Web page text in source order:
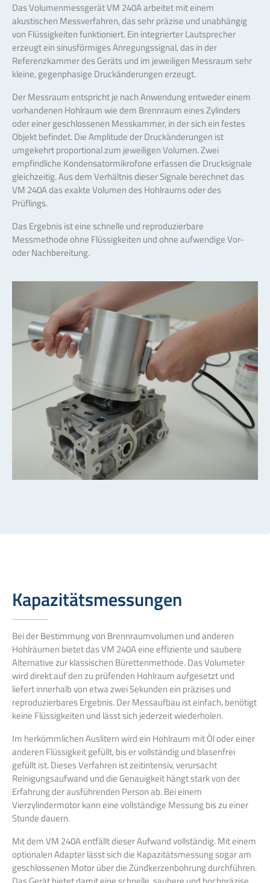
Das Volumenmessgerät VM 240A arbeitet mit einem
akustischen Messverfahren, das sehr präzise und unabhängig
von Flüssigkeiten funktioniert. Ein integrierter Lautsprecher
erzeugt ein sinusförmiges Anregungssignal, das in der
Referenzkammer des Geräts und im jeweiligen Messraum sehr
kleine, gegenphasige Druckänderungen erzeugt.
Der Messraum entspricht je nach Anwendung entweder einem
vorhandenen Hohlraum wie dem Brennraum eines Zylinders
oder einer geschlossenen Messkammer, in der sich ein festes
Objekt befindet. Die Amplitude der Druckänderungen ist
umgekehrt proportional zum jeweiligen Volumen. Zwei
empfindliche Kondensatormikrofone erfassen die Drucksignale
gleichzeitig. Aus dem Verhältnis dieser Signale berechnet das
VM 240A das exakte Volumen des Hohlraums oder des
Prüflings.
Das Ergebnis ist eine schnelle und reproduzierbare
Messmethode ohne Flüssigkeiten und ohne aufwendige Vor-
oder Nachbereitung.
Kapazitätsmessungen
Bei der Bestimmung von Brennraumvolumen und anderen
Hohlräumen bietet das VM 240A eine effiziente und saubere
Alternative zur klassischen Bürettenmethode. Das Volumeter
wird direkt auf den zu prüfenden Hohlraum aufgesetzt und
liefert innerhalb von etwa zwei Sekunden ein präzises und
reproduzierbares Ergebnis. Der Messaufbau ist einfach, benötigt
keine Flüssigkeiten und lässt sich jederzeit wiederholen.
Im herkömmlichen Auslitern wird ein Hohlraum mit Öl oder einer
anderen Flüssigkeit gefüllt, bis er vollständig und blasenfrei
gefüllt ist. Dieses Verfahren ist zeitintensiv, verursacht
Reinigungsaufwand und die Genauigkeit hängt stark von der
Erfahrung der ausführenden Person ab. Bei einem
Vierzylindermotor kann eine vollständige Messung bis zu einer
Stunde dauern.
Mit dem VM 240A entfällt dieser Aufwand vollständig. Mit einem
optionalen Adapter lässt sich die Kapazitätsmessung sogar am
geschlossenen Motor über die Zündkerzenbohrung durchführen.